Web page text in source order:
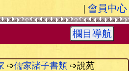
| 會員中心
欄目導航
➩儒家諸子書類 ➩說苑